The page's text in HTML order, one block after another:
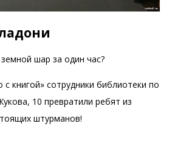
шар за один час?
с книгой» сотрудники библиотеки по
10 превратили ребят из
штурманов!